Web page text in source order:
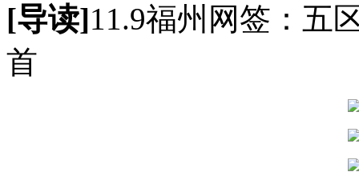
[导读]11.9福州网签：五
首